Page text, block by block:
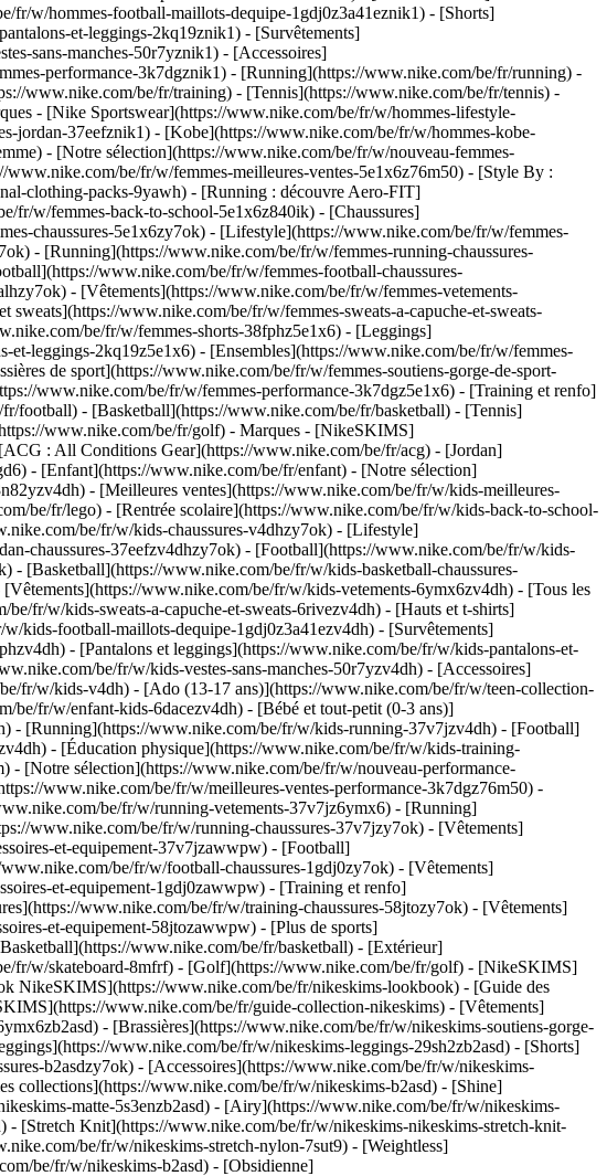
fr/w/hommes-football-maillots-dequipe-1gdj0z3a41eznik1) - [Shorts]
et-leggings-2kq19znik1) - [Survêtements]
sans-manches-50r7yznik1) - [Accessoires]
performance-3k7dgznik1) - [Running](https://www.nike.com/be/fr/running) -
www.nike.com/be/fr/training) - [Tennis](https://www.nike.com/be/fr/tennis) -
- [Nike Sportswear](https://www.nike.com/be/fr/w/hommes-lifestyle-
jordan-37eefznik1) - [Kobe](https://www.nike.com/be/fr/w/hommes-kobe-
- [Notre sélection](https://www.nike.com/be/fr/w/nouveau-femmes-
be/fr/w/femmes-meilleures-ventes-5e1x6z76m50) - [Style By :
clothing-packs-9yawh) - [Running : découvre Aero-FIT]
fr/w/femmes-back-to-school-5e1x6z840ik) - [Chaussures]
chaussures-5e1x6zy7ok) - [Lifestyle](https://www.nike.com/be/fr/w/femmes-
- [Running](https://www.nike.com/be/fr/w/femmes-running-chaussures-
www.nike.com/be/fr/w/femmes-football-chaussures-
- [Vêtements](https://www.nike.com/be/fr/w/femmes-vetements-
www.nike.com/be/fr/w/femmes-sweats-a-capuche-et-sweats-
be/fr/w/femmes-shorts-38fphz5e1x6) - [Leggings]
leggings-2kq19z5e1x6) - [Ensembles](https://www.nike.com/be/fr/w/femmes-
de sport](https://www.nike.com/be/fr/w/femmes-soutiens-gorge-de-sport-
www.nike.com/be/fr/w/femmes-performance-3k7dgz5e1x6) - [Training et renfo]
football) - [Basketball](https://www.nike.com/be/fr/basketball) - [Tennis]
www.nike.com/be/fr/golf) - Marques - [NikeSKIMS]
: All Conditions Gear](https://www.nike.com/be/fr/acg) - [Jordan]
- [Enfant](https://www.nike.com/be/fr/enfant) - [Notre sélection]
- [Meilleures ventes](https://www.nike.com/be/fr/w/kids-meilleures-
be/fr/lego) - [Rentrée scolaire](https://www.nike.com/be/fr/w/kids-back-to-school-
be/fr/w/kids-chaussures-v4dhzy7ok) - [Lifestyle]
chaussures-37eefzv4dhzy7ok) - [Football](https://www.nike.com/be/fr/w/kids-
[Basketball](https://www.nike.com/be/fr/w/kids-basketball-chaussures-
[Vêtements](https://www.nike.com/be/fr/w/kids-vetements-6ymx6zv4dh) - [Tous les
fr/w/kids-sweats-a-capuche-et-sweats-6rivezv4dh) - [Hauts et t-shirts]
kids-football-maillots-dequipe-1gdj0z3a41ezv4dh) - [Survêtements]
- [Pantalons et leggings](https://www.nike.com/be/fr/w/kids-pantalons-et-
be/fr/w/kids-vestes-sans-manches-50r7yzv4dh) - [Accessoires]
fr/w/kids-v4dh) - [Ado (13-17 ans)](https://www.nike.com/be/fr/w/teen-collection-
fr/w/enfant-kids-6dacezv4dh) - [Bébé et tout-petit (0-3 ans)]
- [Running](https://www.nike.com/be/fr/w/kids-running-37v7jzv4dh) - [Football]
- [Éducation physique](https://www.nike.com/be/fr/w/kids-training-
[Notre sélection](https://www.nike.com/be/fr/w/nouveau-performance-
www.nike.com/be/fr/w/meilleures-ventes-performance-3k7dgz76m50) -
be/fr/w/running-vetements-37v7jz6ymx6) - [Running]
www.nike.com/be/fr/w/running-chaussures-37v7jzy7ok) - [Vêtements]
et-equipement-37v7jzawwpw) - [Football]
be/fr/w/football-chaussures-1gdj0zy7ok) - [Vêtements]
et-equipement-1gdj0zawwpw) - [Training et renfo]
www.nike.com/be/fr/w/training-chaussures-58jtozy7ok) - [Vêtements]
et-equipement-58jtozawwpw) - [Plus de sports]
www.nike.com/be/fr/basketball) - [Extérieur]
fr/w/skateboard-8mfrf) - [Golf](https://www.nike.com/be/fr/golf) - [NikeSKIMS]
NikeSKIMS](https://www.nike.com/be/fr/nikeskims-lookbook) - [Guide des
www.nike.com/be/fr/guide-collection-nikeskims) - [Vêtements]
- [Brassières](https://www.nike.com/be/fr/w/nikeskims-soutiens-gorge-
www.nike.com/be/fr/w/nikeskims-leggings-29sh2zb2asd) - [Shorts]
b2asdzy7ok) - [Accessoires](https://www.nike.com/be/fr/w/nikeskims-
collections](https://www.nike.com/be/fr/w/nikeskims-b2asd) - [Shine]
matte-5s3enzb2asd) - [Airy](https://www.nike.com/be/fr/w/nikeskims-
- [Stretch Knit](https://www.nike.com/be/fr/w/nikeskims-nikeskims-stretch-knit-
be/fr/w/nikeskims-stretch-nylon-7sut9) - [Weightless]
Unis. [](https://www.nike.com/be/fr/a/kerolin-nicoli-stories-football) - ![Chloe Kelly - Histoires de football - Nike, slide 4 of 6](https://static.nike.com/a/images/f_auto/dpr_1.0,cs_srgb/w_568,c_limit/a58d5379-9c81-4bbb-9203-c5325453c716/chloe-kelly-histoires-de-football-nike.jpg) Hayley Raso La rebelle au ruban. Découvre comment Hayley s'est appuyée sur sa famille pour percer et rebondir face à toutes les épreuves. [](https://www.nike.com/be/fr/a/hayley-raso-histoires-de-football) - ![Chloe Kelly - Histoires de football - Nike, slide 5 of 6](https://static.nike.com/a/images/f_auto/dpr_1.0,cs_srgb/w_568,c_limit/bbef818b-23ca-4e17-b30e-685109a1bb0c/chloe-kelly-histoires-de-football-nike.jpg) Asisat Oshoala Les parents d'Asisat ne voulaient pas qu'elle se consacre au football, mais elle n'a jamais abandonné. Découvre comment elle a réussi à concilier le foot et les études avant de passer pro. [](https://www.nike.com/be/fr/a/asisat-oshoala-histoires-de-football) - ![Chloe Kelly - Histoires de football - Nike, slide 6 of 6](https://static.nike.com/a/images/f_auto/dpr_1.0,cs_srgb/w_568,c_limit/2b774a47-42c0-43d7-9803-461d589ea687/chloe-kelly-histoires-de-football-nike.jpg) Kadeisha Buchanan Médaillée d'or. Joueuse révolutionnaire. Découvre comment Kadeisha est devenue l'une des athlètes les plus douées malgré les obstacles, grâce au soutien de sa famille et à sa passion du foot. [](https://www.nike.com/be/fr/a/kadeisha-buchanan-histoires-de-football) ## Retour à .com/play ![Chloe Kelly - Histoires de football - Nike](https://static.nike.com/a/images/f_auto/dpr_1.0,cs_srgb/h_2203,c_limit/ee078b7d-73ea-4762-b051-bfde0e9884c2/chloe-kelly-histoires-de-football-nike.jpg) [](https://www.nike.com/be/fr/jeu) ## Illustrations : Sofia Cavallari. Date de première publication : 3 juillet 2023 Ressources [Cartes cadeaux](https://www.nike.com/be/fr/cartes-cadeaux) [Cartes cadeaux d'entreprise](https://nikegiftcardsforbusiness.com/) [Trouver un magasin](https://www.nike.com/be/fr/retail) [Nike Journal](https://www.nike.com/be/fr/articles) [Devenir membre](https://www.nike.com/be/fr/adhesion) [Commentaires](https://www.nike.com#site-feedback) [Codes promo](https://www.nike.com/be/fr/code-promo) [Conseil produit](https://www.nike.com/be/fr/conseil-produit) [Running Shoe Finder](https://www.nike.com/be/fr/running/recherche-de-chaussures) Aide [Aide](https://www.nike.com/be/fr/help) [Statut de la commande](https://www.nike.com/be/fr/orders/details) [Expédition et livraison](https://www.nike.com/be/fr/help/a/expedition-livraison-ue) [Retours](https://www.nike.com/be/fr/help/a/conditions-de-retour-ue) [Modes de paiement](https://www.nike.com/be/fr/help/a/modes-de-paiement-ue) [Nous contacter](https://www.nike.com/be/fr/help/#contact) [Avis](https://www.nike.com/be/fr/help/a/avis) Entreprise [À propos de Nike](https://about.nike.com/) [Actualités](https://news.nike.com/) [Carrières](https://jobs.nike.com/) [Investisseurs](https://investors.nike.com/) [Développement durable](https://www.nike.com/be/fr/developpement-durable) [Accessibilité](https://www.nike.com/accessibility) [Déclaration d'accessibilité](https://www.nike.com/be/fr/accessibility/statement) [Mission](https://www.nike.com/be/fr/mission) [Nike Coaching](https://www.nike.com/be/fr/coaching) Promotions liées à la communauté [Étudiant·e](https://services.sheerid.com/verify/68d15e386bcf0b059b3b1708/?locale=fr) [Prof](https://urldefense.com/v3/__https://services.sheerid.com/verify/68dcfa47c3f2fd1cd3069a9c/?locale=fr__%3B%21%21KLCbKzk%21nTvDkRbY-BbSpoWsFhAQdmMrehEzU3loDux4_exRVjO9--Ik_EbQNJ3bX2gkEwR7F9cVVROFKqLxE4B8uW6bnx7H5y7HwQ%24) [Ressources](https://www.nike.com/be/fr/help) [Cartes cadeaux](https://www.nike.com/be/fr/cartes-cadeaux) [Cartes cadeaux d'entreprise](https://nikegiftcardsforbusiness.com/) [Trouver un magasin](https://www.nike.com/be/fr/retail) [Nike Journal](https://www.nike.com/be/fr/articles) [Devenir membre](https://www.nike.com/be/fr/adhesion) [Commentaires](https://www.nike.com#site-feedback) [Codes promo](https://www.nike.com/be/fr/code-promo) [Conseil produit](https://www.nike.com/be/fr/conseil-produit) [Running Shoe Finder](https://www.nike.com/be/fr/running/recherche-de-chaussures) [Aide](https://www.nike.com/be/fr/help) [Aide](https://www.nike.com/be/fr/help) [Statut de la commande](https://www.nike.com/be/fr/orders/details) [Expédition et livraison](https://www.nike.com/be/fr/help/a/expedition-livraison-ue) [Retours](https://www.nike.com/be/fr/help/a/conditions-de-retour-ue) [Modes de paiement](https://www.nike.com/be/fr/help/a/modes-de-paiement-ue) [Nous contacter](https://www.nike.com/be/fr/help/#contact) [Avis](https://www.nike.com/be/fr/help/a/avis) [Entreprise](https://about.nike.com/en) [À propos de Nike](https://about.nike.com/) [Actualités](https://news.nike.com/) [Carrières](https://jobs.nike.com/) [Investisseurs](https://investors.nike.com/) [Développement durable](https://www.nike.com/be/fr/developpement-durable) [Accessibilité](https://www.nike.com/accessibility) [Décl